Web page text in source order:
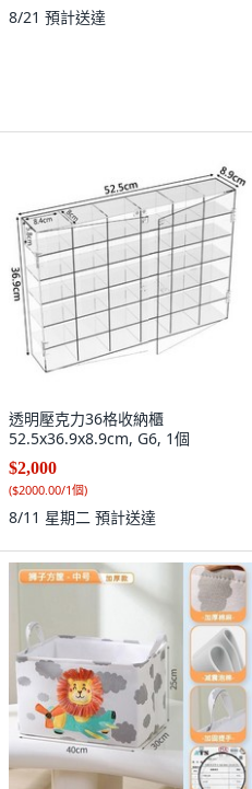
8/21 預計送達
透明壓克力36格收納櫃
52.5x36.9x8.9cm, G6, 1個
$2,000
($2000.00/1個)
8/11 星期二 預計送達